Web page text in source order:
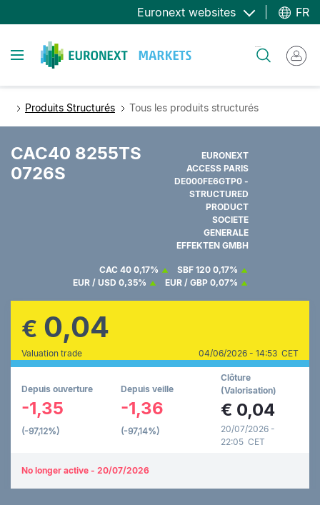
au
principal
Euronext websites FR
Toggle navigation
Produits Structurés Tous les produits structurés
CAC40 8255TS
0726S
EURONEXT
ACCESS PARIS
DE000FE6GTP0 -
STRUCTURED
PRODUCT
SOCIETE
GENERALE
EFFEKTEN GMBH
CAC 40 0,17% SBF 120 0,17%
EUR / USD 0,35% EUR / GBP 0,07%
€ 0,04
Valuation trade 04/06/2026 - 14:53 CET
Depuis ouverture
-1,35
(-97,12%)
Depuis veille
-1,36
(-97,14%)
Clôture
(Valorisation)
€ 0,04
20/07/2026 -
22:05 CET
No longer active - 20/07/2026